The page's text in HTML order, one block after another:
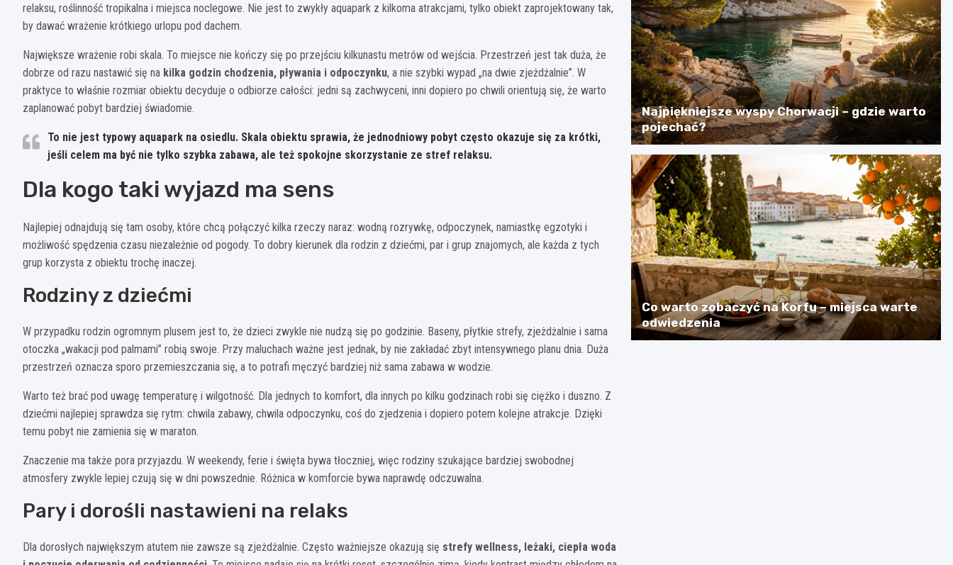
relaksu, roślinność tropikalna i miejsca noclegowe. Nie jest to zwykły aquapark z kilkoma atrakcjami, tylko obiekt zaprojektowany tak,
by dawać wrażenie krótkiego urlopu pod dachem.
Największe wrażenie robi skala. To miejsce nie kończy się po przejściu kilkunastu metrów od wejścia. Przestrzeń jest tak duża, że
dobrze od razu nastawić się na kilka godzin chodzenia, pływania i odpoczynku, a nie szybki wypad „na dwie zjeżdżalnie”. W
praktyce to właśnie rozmiar obiektu decyduje o odbiorze całości: jedni są zachwyceni, inni dopiero po chwili orientują się, że warto
zaplanować pobyt bardziej świadomie.
To nie jest typowy aquapark na osiedlu. Skala obiektu sprawia, że jednodniowy pobyt często okazuje się za krótki,
jeśli celem ma być nie tylko szybka zabawa, ale też spokojne skorzystanie ze stref relaksu.
Dla kogo taki wyjazd ma sens
Najlepiej odnajdują się tam osoby, które chcą połączyć kilka rzeczy naraz: wodną rozrywkę, odpoczynek, namiastkę egzotyki i
możliwość spędzenia czasu niezależnie od pogody. To dobry kierunek dla rodzin z dziećmi, par i grup znajomych, ale każda z tych
grup korzysta z obiektu trochę inaczej.
Rodziny z dziećmi
W przypadku rodzin ogromnym plusem jest to, że dzieci zwykle nie nudzą się po godzinie. Baseny, płytkie strefy, zjeżdżalnie i sama
otoczka „wakacji pod palmami” robią swoje. Przy maluchach ważne jest jednak, by nie zakładać zbyt intensywnego planu dnia. Duża
przestrzeń oznacza sporo przemieszczania się, a to potrafi męczyć bardziej niż sama zabawa w wodzie.
Warto też brać pod uwagę temperaturę i wilgotność. Dla jednych to komfort, dla innych po kilku godzinach robi się ciężko i duszno. Z
dziećmi najlepiej sprawdza się rytm: chwila zabawy, chwila odpoczynku, coś do zjedzenia i dopiero potem kolejne atrakcje. Dzięki
temu pobyt nie zamienia się w maraton.
Znaczenie ma także pora przyjazdu. W weekendy, ferie i święta bywa tłoczniej, więc rodziny szukające bardziej swobodnej
atmosfery zwykle lepiej czują się w dni powszednie. Różnica w komforcie bywa naprawdę odczuwalna.
Pary i dorośli nastawieni na relaks
Dla dorosłych największym atutem nie zawsze są zjeżdżalnie. Często ważniejsze okazują się strefy wellness, leżaki, ciepła woda
Najpiękniejsze wyspy Chorwacji – gdzie warto
pojechać?
Co warto zobaczyć na Korfu – miejsca warte
odwiedzenia